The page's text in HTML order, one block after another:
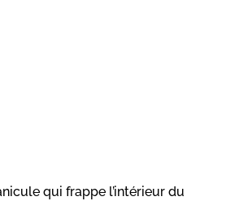
qui frappe l’intérieur du